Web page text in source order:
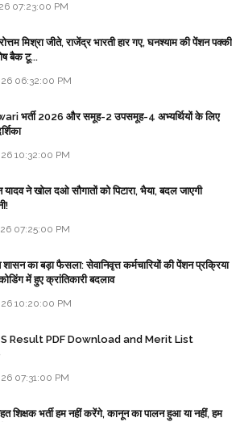
07:23:00 PM
मिश्रा जीते, राजेंद्र भारती हार गए, घनश्याम की पेंशन पक्की
बैक टू...
06:32:00 PM
भर्ती 2026 और समूह-2 उपसमूह-4 अभ्यर्थियों के लिए
10:32:00 PM
यादव ने खोल दओ सौगातों को पिटारा, भैया, बदल जाएगी
07:25:00 PM
का बड़ा फैसला: सेवानिवृत्त कर्मचारियों की पेंशन प्रक्रिया
में हुए क्रांतिकारी बदलाव
10:20:00 PM
Result PDF Download and Merit List
07:31:00 PM
शिक्षक भर्ती हम नहीं करेंगे, कानून का पालन हुआ या नहीं, हम